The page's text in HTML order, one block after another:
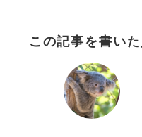
この記事を書いた